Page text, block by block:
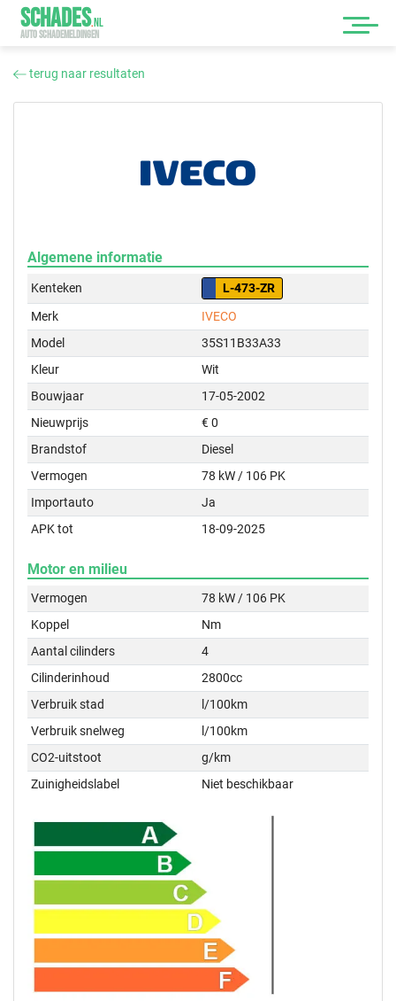
SCHADES.NL
AUTO SCHADEMELDINGEN
terug naar resultaten
Algemene informatie
Kenteken
L-473-ZR
Merk
IVECO
Model
35S11B33A33
Kleur
Wit
Bouwjaar
17-05-2002
Nieuwprijs
€ 0
Brandstof
Diesel
Vermogen
78 kW / 106 PK
Importauto
Ja
APK tot
18-09-2025
Motor en milieu
Vermogen
78 kW / 106 PK
Koppel
Nm
Aantal cilinders
4
Cilinderinhoud
2800cc
Verbruik stad
l/100km
Verbruik snelweg
l/100km
CO2-uitstoot
g/km
Zuinigheidslabel
Niet beschikbaar